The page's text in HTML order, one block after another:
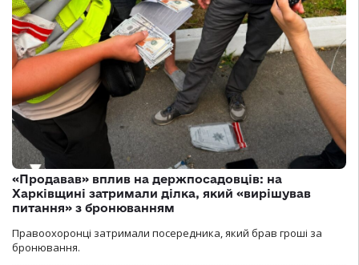
«Продавав» вплив на держпосадовців: на
Харківщині затримали ділка, який «вирішував
питання» з бронюванням
Правоохоронці затримали посередника, який брав гроші за
бронювання.